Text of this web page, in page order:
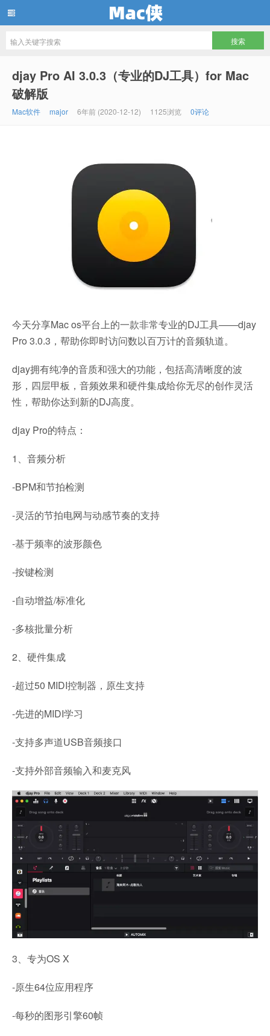
djay Pro AI 3.0.3（专业的DJ工具）for Mac
破解版
Mac软件 major 6年前 (2020-12-12) 1125浏览 0评论
今天分享Mac os平台上的一款非常专业的DJ工具——djay
Pro 3.0.3，帮助你即时访问数以百万计的音频轨道。
djay拥有纯净的音质和强大的功能，包括高清晰度的波
形，四层甲板，音频效果和硬件集成给你无尽的创作灵活
性，帮助你达到新的DJ高度。
djay Pro的特点：
1、音频分析
-BPM和节拍检测
-灵活的节拍电网与动感节奏的支持
-基于频率的波形颜色
-按键检测
-自动增益/标准化
-多核批量分析
2、硬件集成
-超过50 MIDI控制器，原生支持
-先进的MIDI学习
-支持多声道USB音频接口
-支持外部音频输入和麦克风
3、专为OS X
-原生64位应用程序
-每秒的图形引擎60帧